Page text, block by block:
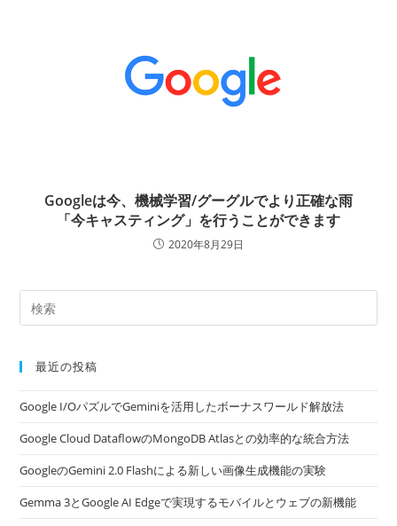
Googleは今、機械学習/グーグルでより正確な雨
「今キャスティング」を行うことができます
2020年8月29日
最近の投稿
Google I/OパズルでGeminiを活用したボーナスワールド解放法
Google Cloud DataflowのMongoDB Atlasとの効率的な統合方法
GoogleのGemini 2.0 Flashによる新しい画像生成機能の実験
Gemma 3とGoogle AI Edgeで実現するモバイルとウェブの新機能